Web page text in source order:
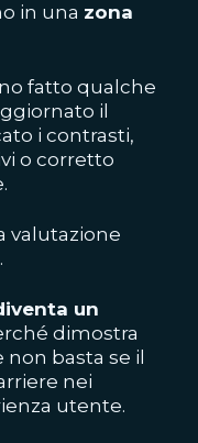
in una zona
fatto qualche
il
i contrasti,
o corretto
valutazione
un
dimostra
basta se il
nei
utente.